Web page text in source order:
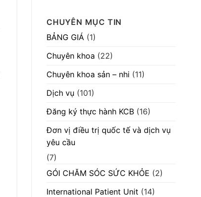
28/07/2026.
chào
giá
cấp
máy
luận
ở
Quản
lý
lý
tim
ở
người
tuổi:
Đừng
biến
chứng
ra
rồi
mới
CHUYÊN MỤC TIN
BẢNG GIÁ (1)
Chuyên khoa (22)
Chuyên khoa sản – nhi (11)
Dịch vụ (101)
Đăng ký thực hành KCB (16)
Đơn vị điều trị quốc tế và dịch vụ
yêu cầu
(7)
GÓI CHĂM SÓC SỨC KHỎE (2)
International Patient Unit (14)